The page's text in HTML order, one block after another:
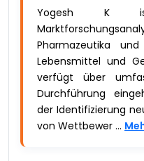
Yogesh K
Pharmazeutika
Lebensmittel und
verfügt über
Durchführung
der Identifizierung
von Wettbewer ...